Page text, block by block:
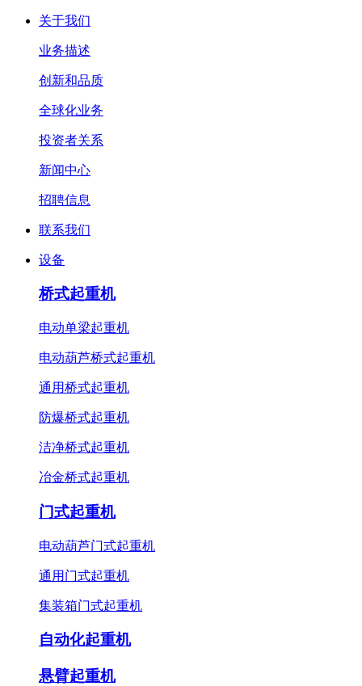
关于我们
业务描述
创新和品质
全球化业务
投资者关系
新闻中心
招聘信息
联系我们
设备
桥式起重机
电动单梁起重机
电动葫芦桥式起重机
通用桥式起重机
防爆桥式起重机
洁净桥式起重机
冶金桥式起重机
门式起重机
电动葫芦门式起重机
通用门式起重机
集装箱门式起重机
自动化起重机
悬臂起重机